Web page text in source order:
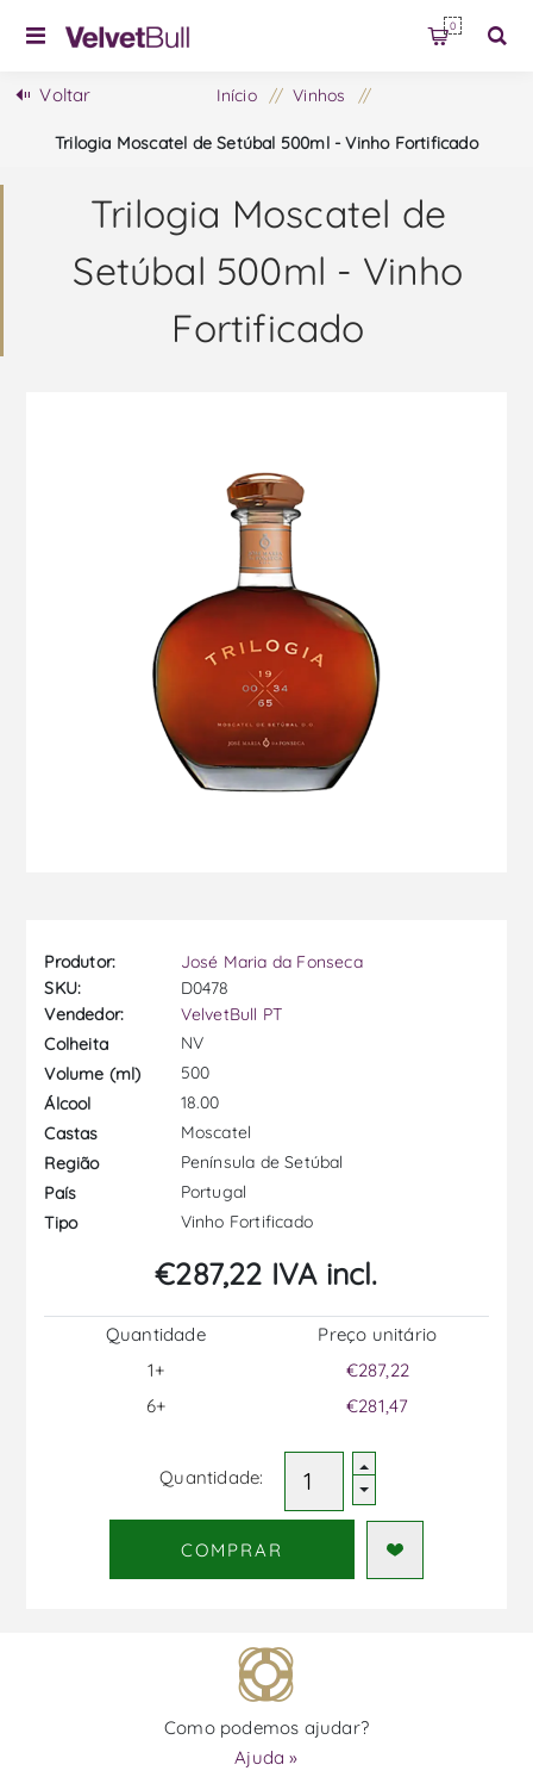
0
Voltar Início / Vinhos /
Trilogia Moscatel de Setúbal 500ml - Vinho Fortificado
Trilogia Moscatel de
Setúbal 500ml - Vinho
Fortificado
Produtor:
José Maria da Fonseca
SKU:
D0478
Vendedor:
VelvetBull PT
Colheita
NV
Volume (ml)
500
Álcool
18.00
Castas
Moscatel
Região
Península de Setúbal
País
Portugal
Tipo
Vinho Fortificado
€287,22 IVA incl.
Quantidade
1+
6+
Preço unitário
€287,22
€281,47
Quantidade:
COMPRAR
Como podemos ajudar?
Ajuda »